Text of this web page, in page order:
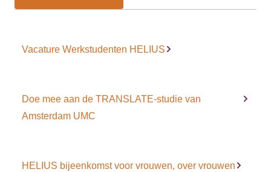
Vacature Werkstudenten HELIUS
Doe mee aan de TRANSLATE-studie van
Amsterdam UMC
HELIUS bijeenkomst voor vrouwen, over vrouwen